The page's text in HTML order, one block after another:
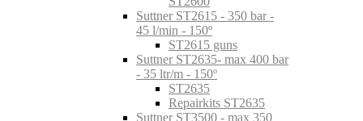
Suttner ST2615 - 350 bar -
45 l/min - 150º
ST2615 guns
Suttner ST2635- max 400 bar
- 35 ltr/m - 150º
ST2635
Repairkits ST2635
Suttner ST3500 - max 350